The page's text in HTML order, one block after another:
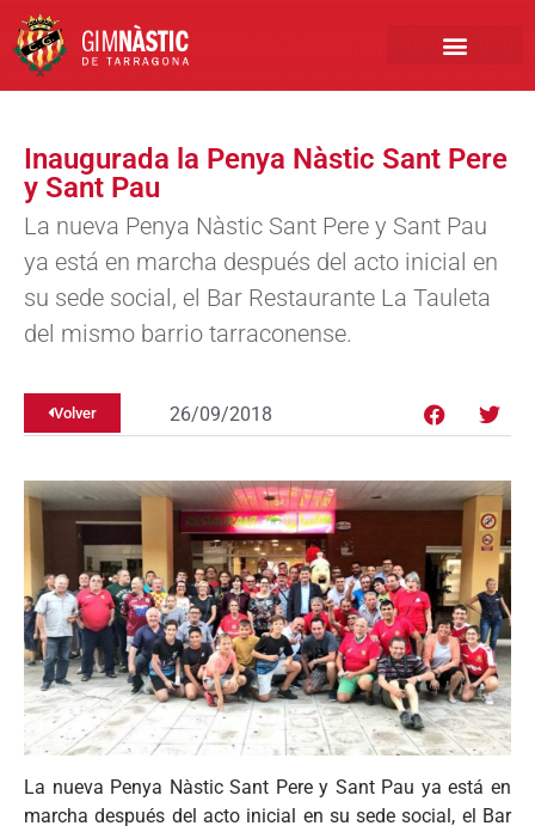
Inaugurada la Penya Nàstic Sant Pere
y Sant Pau
La nueva Penya Nàstic Sant Pere y Sant Pau
ya está en marcha después del acto inicial en
su sede social, el Bar Restaurante La Tauleta
del mismo barrio tarraconense.
Volver 26/09/2018
La nueva Penya Nàstic Sant Pere y Sant Pau ya está en
marcha después del acto inicial en su sede social, el Bar